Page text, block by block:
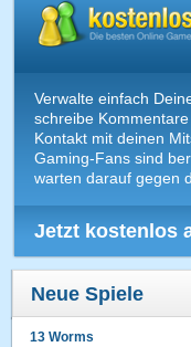
Verwalte einfach
schreibe
Kontakt mit deinen
Gaming-Fans sind
warten darauf gegen
Jetzt kostenlos
Neue Spiele
13 Worms